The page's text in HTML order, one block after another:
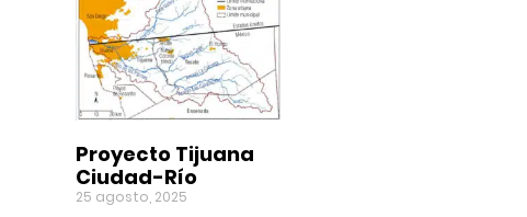
Proyecto Tijuana
Ciudad-Río
25 agosto, 2025